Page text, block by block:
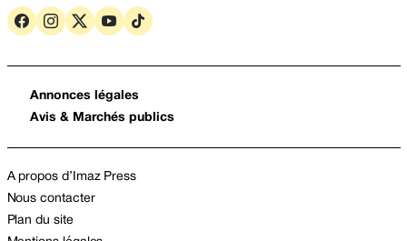
Annonces légales
Avis & Marchés publics
A propos d’Imaz Press
Nous contacter
Plan du site